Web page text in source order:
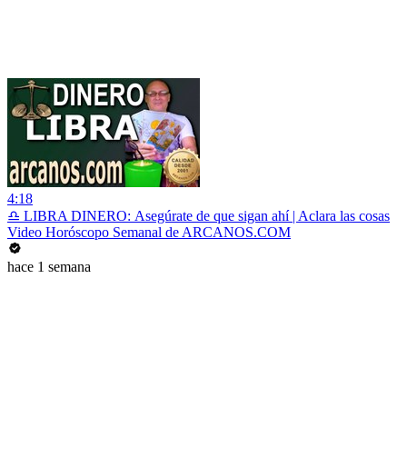
4:18
♎ LIBRA DINERO: Asegúrate de que sigan ahí | Aclara las cosas
Video Horóscopo Semanal de ARCANOS.COM
hace 1 semana